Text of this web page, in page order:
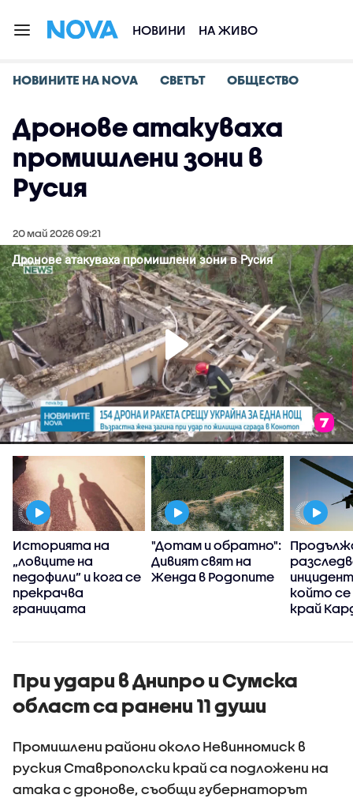
НОВИНИ НА ЖИВО
НОВИНИТЕ НА NOVA СВЕТЪТ ОБЩЕСТВО
Дронове атакуваха
промишлени зони в
Русия
20 май 2026 09:21
Историята на
„ловците на
педофили” и кога се
прекрачва
границата
"Дотам и обратно":
Дивият свят на
Женда в Родопите
който се
край
При удари в Днипро и Сумска
област са ранени 11 души
Промишлени райони около Невинномиск в
руския Ставрополски край са подложени на
атака с дронове, съобщи губернаторът